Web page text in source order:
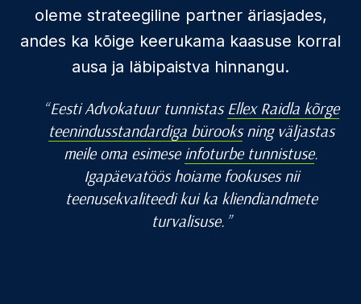
oleme strateegiline partner äriasjades,
andes ka kõige keerukama kaasuse korral
ausa ja läbipaistva hinnangu.
Eesti Advokatuur tunnistas Ellex Raidla kõrge
teenindusstandardiga bürooksning väljastas
meile oma esimese infoturbe tunnistuse.
Igapäevatöös hoiame fookuses nii
teenusekvaliteedi kui ka kliendiandmete
turvalisuse.